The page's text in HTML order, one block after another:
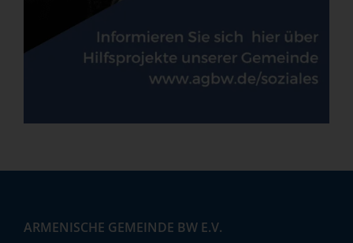
ARMENISCHE GEMEINDE BW E.V.